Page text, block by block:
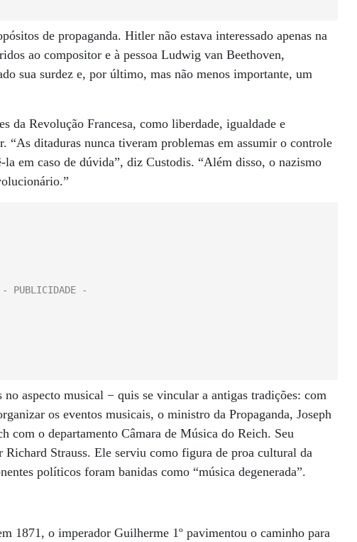
de propaganda. Hitler não estava interessado apenas na
ao compositor e à pessoa Ludwig van Beethoven,
sua surdez e, por último, mas não menos importante, um
da Revolução Francesa, como liberdade, igualdade e
“As ditaduras nunca tiveram problemas em assumir o controle
em caso de dúvida”, diz Custodis. “Além disso, o nazismo
aspecto musical − quis se vincular a antigas tradições: com
os eventos musicais, o ministro da Propaganda, Joseph
com o departamento Câmara de Música do Reich. Seu
Strauss. Ele serviu como figura de proa cultural da
políticos foram banidas como “música degenerada”.
1871, o imperador Guilherme 1º pavimentou o caminho para